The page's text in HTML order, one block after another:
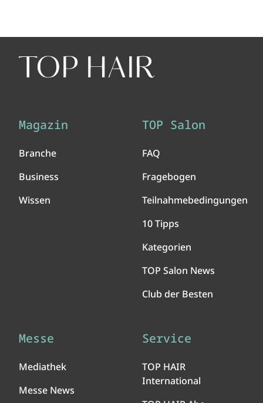
Magazin
Branche
Business
Wissen
TOP Salon
FAQ
Fragebogen
Teilnahmebedingungen
10 Tipps
Kategorien
TOP Salon News
Club der Besten
Messe
Mediathek
Messe News
Service
TOP HAIR
International